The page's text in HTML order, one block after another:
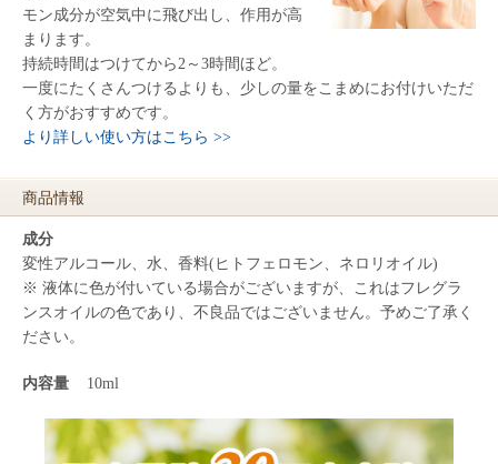
モン成分が空気中に飛び出し、作用が高
まります。
持続時間はつけてから2～3時間ほど。
一度にたくさんつけるよりも、少しの量をこまめにお付けいただ
く方がおすすめです。
より詳しい使い方はこちら >>
商品情報
成分
変性アルコール、水、香料(ヒトフェロモン、ネロリオイル)
※ 液体に色が付いている場合がございますが、これはフレグラ
ンスオイルの色であり、不良品ではございません。予めご了承く
ださい。
内容量 10ml